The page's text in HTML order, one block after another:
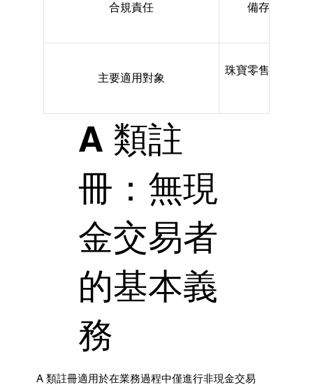
合規責任 備存交易紀
主要適用對象
珠寶零售商、鐘
A 類註
冊：無現
金交易者
的基本義
務
A 類註冊適用於在業務過程中僅進行非現金交易